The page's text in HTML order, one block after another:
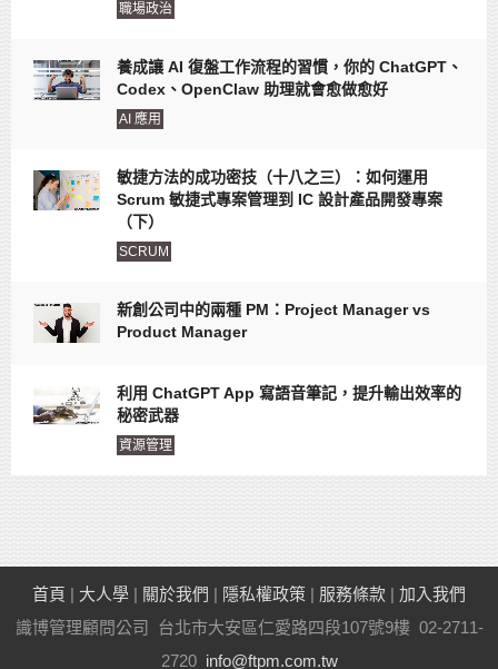
職場政治
養成讓 AI 復盤工作流程的習慣，你的 ChatGPT、
Codex、OpenClaw 助理就會愈做愈好
AI 應用
敏捷方法的成功密技（十八之三）：如何運用
Scrum 敏捷式專案管理到 IC 設計產品開發專案
（下）
SCRUM
新創公司中的兩種 PM：Project Manager vs
Product Manager
利用 ChatGPT App 寫語音筆記，提升輸出效率的
秘密武器
資源管理
首頁 | 大人學 | 關於我們 | 隱私權政策 | 服務條款 | 加入我們
識博管理顧問公司 台北市大安區仁愛路四段107號9樓 02-2711-
2720 info@ftpm.com.tw